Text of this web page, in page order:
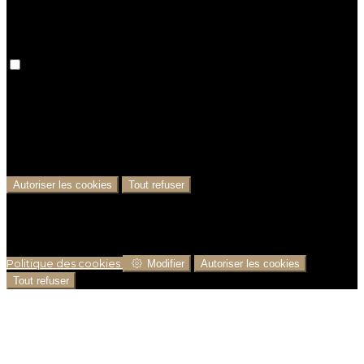
Autoriser les cookies Tout refuser
Politique des cookies Modifier
Autoriser les cookies
Tout refuser